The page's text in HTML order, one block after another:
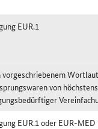
EUR.1
von
EUR.1 oder EUR-MED